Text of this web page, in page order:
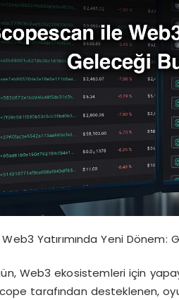
Yatırımında Yeni Dönem:
Web3 ekosistemleri için
tarafından desteklenen,